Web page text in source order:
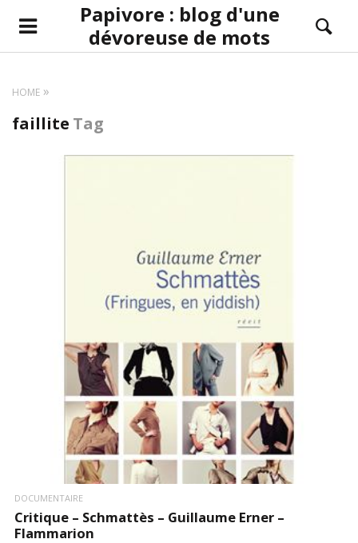
Papivore : blog d'une
dévoreuse de mots
HOME
faillite Tag
DOCUMENTAIRE
Critique – Schmattès – Guillaume Erner –
Flammarion